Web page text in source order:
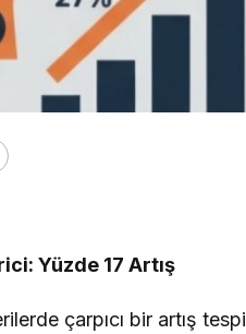
Yüzde 17 Artış
çarpıcı bir artış